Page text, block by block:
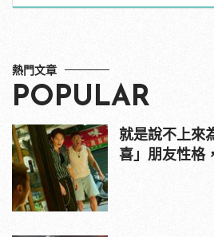
結！ | manfashion這樣變型男
熱門文章
POPULAR
就是說不上來
喜」朋友性格